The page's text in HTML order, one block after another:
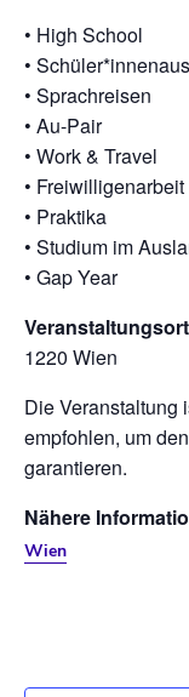
• High School
•
• Sprachreisen
• Au-Pair
• Work & Travel
• Freiwilligenarbeit
• Praktika
• Studium im
• Gap Year
Veranstaltungsort
1220 Wien
Die Veranstaltung
empfohlen, um
garantieren.
Nähere
Wien